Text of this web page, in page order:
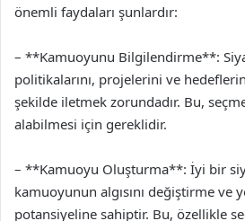
önemli faydaları şunlardır:
– **Kamuoyunu Bilgilendirme**:
politikalarını, projelerini ve
şekilde iletmek zorundadır. Bu,
alabilmesi için gereklidir.
– **Kamuoyu Oluşturma**: İyi bir
kamuoyunun algısını değiştirme ve
potansiyeline sahiptir. Bu, özellikle